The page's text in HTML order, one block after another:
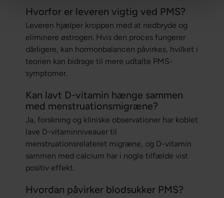
Hvorfor er leveren vigtig ved PMS?
Leveren hjælper kroppen med at nedbryde og
eliminere østrogen. Hvis den proces fungerer
dårligere, kan hormonbalancen påvirkes, hvilket i
teorien kan bidrage til mere udtalte PMS-
symptomer.
Kan lavt D-vitamin hænge sammen
med menstruationsmigræne?
Ja, forskning og kliniske observationer har koblet
lave D-vitaminniveauer til
menstruationsrelateret migræne, og D-vitamin
sammen med calcium har i nogle tilfælde vist
positiv effekt.
Hvordan påvirker blodsukker PMS?